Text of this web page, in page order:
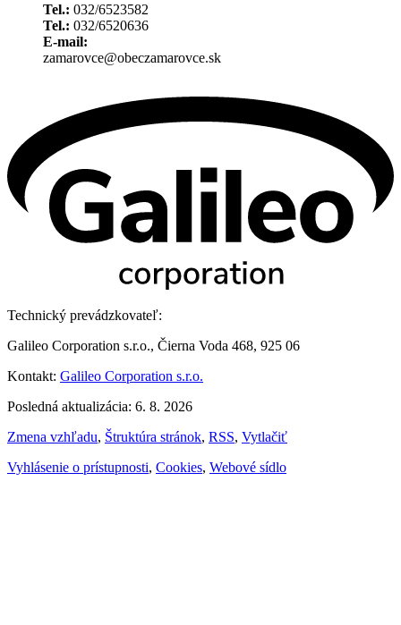
Tel.: 032/6523582
Tel.: 032/6520636
E-mail:
zamarovce@obeczamarovce.sk
Technický prevádzkovateľ:
Galileo Corporation s.r.o., Čierna Voda 468, 925 06
Kontakt: Galileo Corporation s.r.o.
Posledná aktualizácia: 6. 8. 2026
Zmena vzhľadu, Štruktúra stránok, RSS, Vytlačiť
Vyhlásenie o prístupnosti, Cookies, Webové sídlo